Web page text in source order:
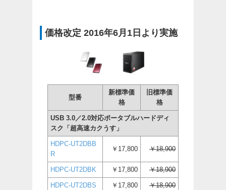
価格改定 2016年6月1日より実施
型番
新標準価
格
旧標準価
格
USB 3.0／2.0対応ポータブルハードディ
スク「超高速カクうす」
HDPC-UT2DBB
R
￥17,800 ￥18,900
HDPC-UT2DBK ￥17,800 ￥18,900
HDPC-UT2DBS ￥17,800 ￥18,900